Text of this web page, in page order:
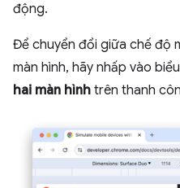
động.
Để chuyển đổi giữa chế độ
màn hình, hãy nhấp vào
hai màn hình trên thanh